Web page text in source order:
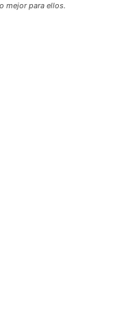
mejor para ellos.